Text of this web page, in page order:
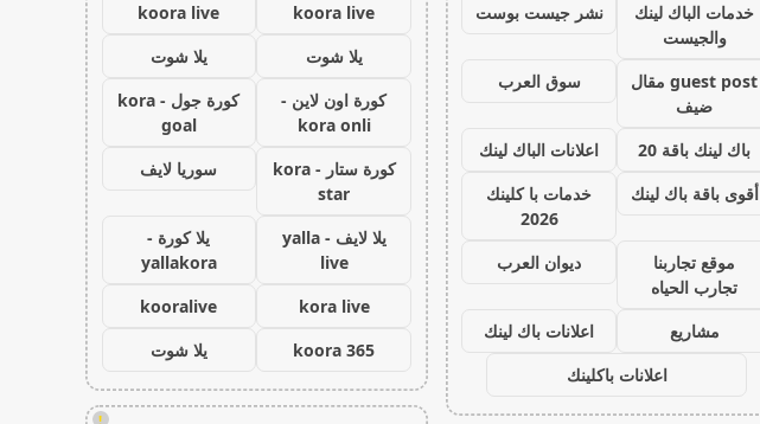
خدمات الباك لينك
والجيست
نشر جيست بوست
guest post مقال
ضيف
سوق العرب
باك لينك باقة 20
اعلانات الباك لينك
أقوى باقة باك لينك
خدمات با كلينك
2026
موقع تجاربنا
تجارب الحياه
ديوان العرب
مشاريع
اعلانات باك لينك
اعلانات باكلينك
koora live
koora live
يلا شوت
يلا شوت
كورة اون لاين -
kora onli
كورة جول - kora
goal
كورة ستار - kora
star
سوريا لايف
يلا لايف - yalla
live
يلا كورة -
yallakora
kora live
kooralive
koora 365
يلا شوت
!